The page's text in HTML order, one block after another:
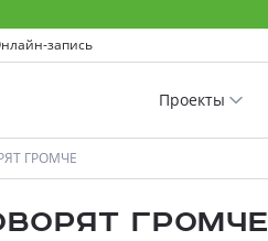
запись
Проекты
ГРОМЧЕ
ГРОМЧЕ